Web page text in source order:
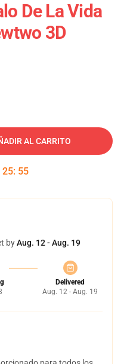
De La Vida
3D
AL CARRITO
25: 54
byAug. 12 - Aug. 19
Delivered
Aug. 12 - Aug. 19